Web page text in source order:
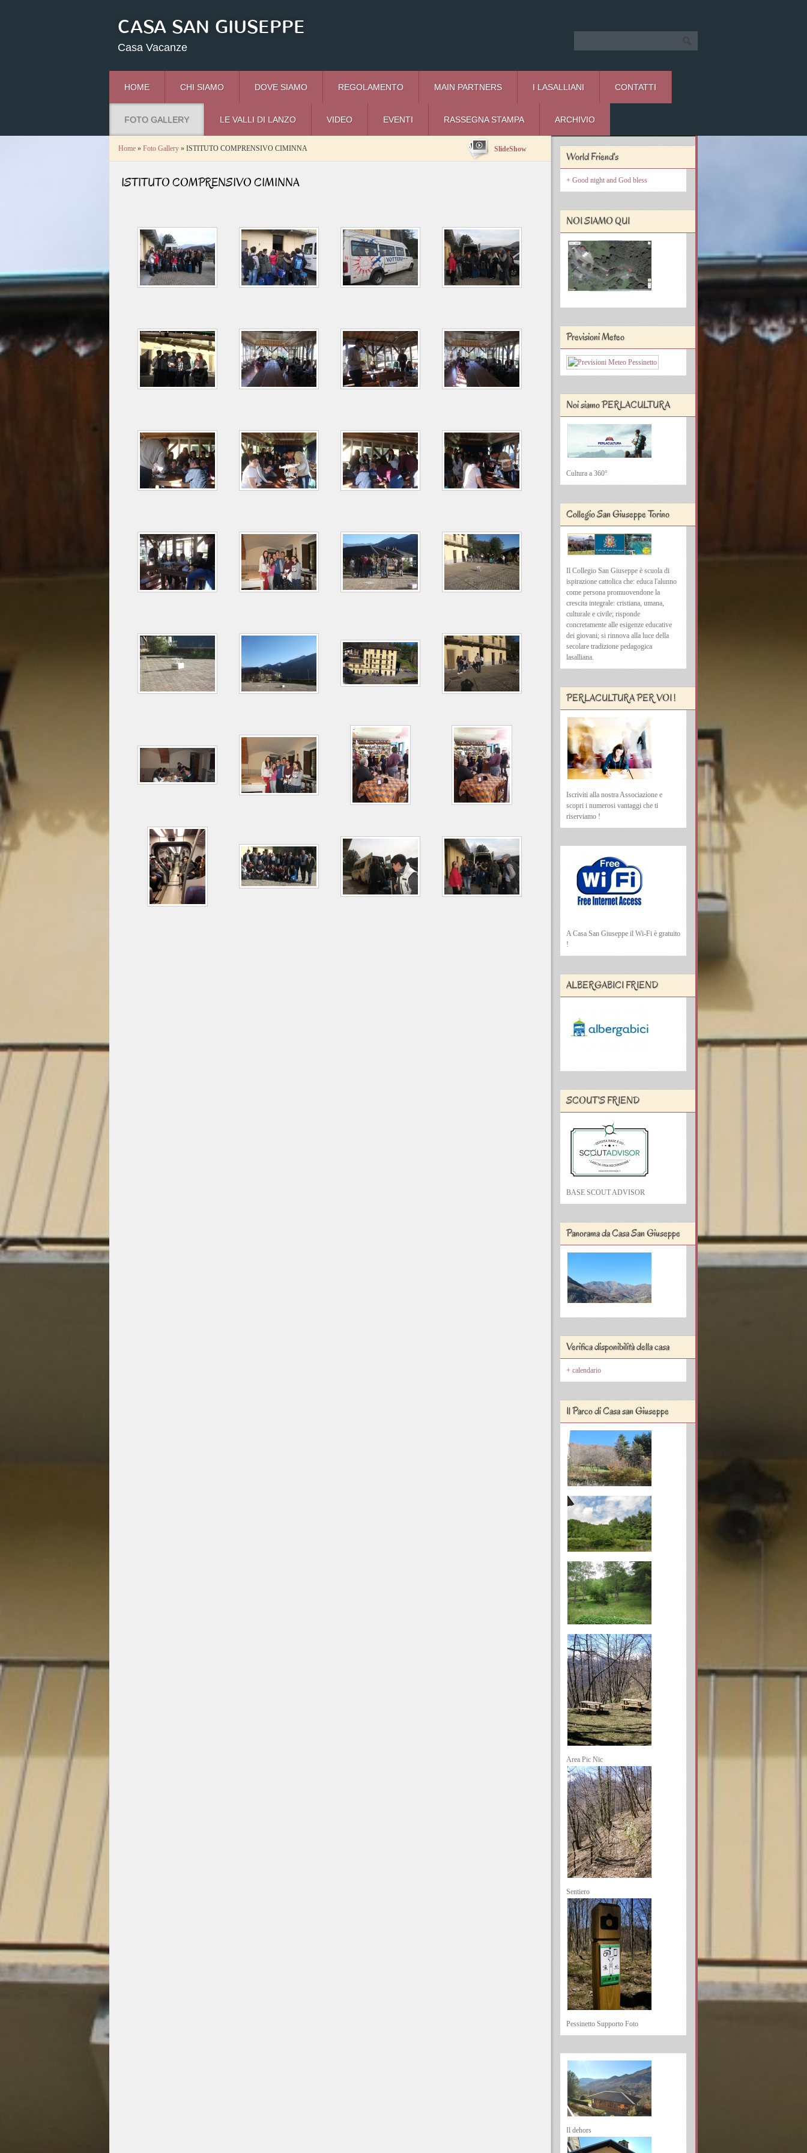
CASA SAN GIUSEPPE
Casa Vacanze
HOME CHI SIAMO DOVE SIAMO REGOLAMENTO MAIN PARTNERS I LASALLIANI CONTATTI
FOTO GALLERY LE VALLI DI LANZO VIDEO EVENTI RASSEGNA STAMPA ARCHIVIO
Home » Foto Gallery » ISTITUTO COMPRENSIVO CIMINNA
ISTITUTO COMPRENSIVO CIMINNA
SlideShow
World Friend's
Good night and God bless
NOI SIAMO QUI
Previsioni Meteo
Noi siamo PERLACULTURA
Cultura a 360°
Collegio San Giuseppe Torino
Il Collegio San Giuseppe è scuola di
ispirazione cattolica che: educa l'alunno
come persona promuovendone la
crescita integrale: cristiana, umana,
culturale e civile; risponde
concretamente alle esigenze educative
dei giovani; si rinnova alla luce della
secolare tradizione pedagogica
lasalliana.
PERLACULTURA PER VOI !
Iscriviti alla nostra Associazione e
scopri i numerosi vantaggi che ti
riserviamo !
A Casa San Giuseppe il Wi-Fi è gratuito
!
ALBERGABICI FRIEND
SCOUT'S FRIEND
BASE SCOUT ADVISOR
Panorama da Casa San Giuseppe
Verifica disponibilità della casa
calendario
Il Parco di Casa san Giuseppe
Area Pic Nic
Sentiero
Pessinetto Supporto Foto
Il dehors